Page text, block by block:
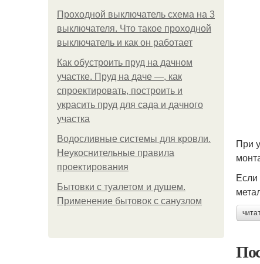
Проходной выключатель схема на 3
выключателя. Что такое проходной
выключатель и как он работает
Как обустроить пруд на дачном
участке. Пруд на даче —, как
спроектировать, построить и
украсить пруд для сада и дачного
участка
Водосливные системы для кровли.
Неукоснительные правила
проектирования
Бытовки с туалетом и душем.
Применение бытовок с санузлом
При